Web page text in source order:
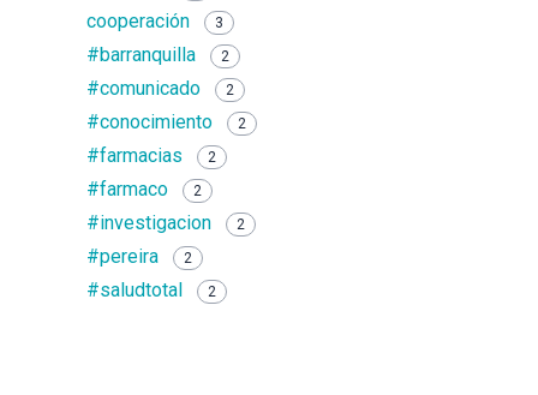
cooperación 3
#barranquilla 2
#comunicado 2
#conocimiento 2
#farmacias 2
#farmaco 2
#investigacion 2
#pereira 2
#saludtotal 2